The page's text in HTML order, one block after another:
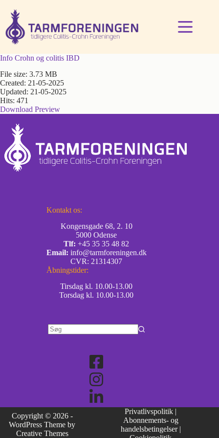
indhold
Info Crohn og colitis IBD
File size: 3.73 MB
Created: 21-05-2025
Updated: 21-05-2025
Hits: 471
Download Preview
Kontakt os:
Kongensgade 68, 2. 10
5000 Odense
Tlf: +45 35 35 48 82
Email: info@tarmforeningen.dk
CVR: 21314307
Åbningstider:
Tirsdag kl. 10.00-13.00
Torsdag kl. 10.00-13.00
Copyright © 2026 -
WordPress Theme by
Creative Themes
Privatlivspolitik |
Abonnements- og
handelsbetingelser |